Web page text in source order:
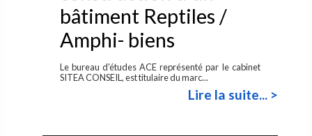
bâtiment Reptiles /
Amphi- biens
Le bureau d'études ACE représenté par le cabinet
SITEA CONSEIL, est titulaire du marc...
Lire la suite... >